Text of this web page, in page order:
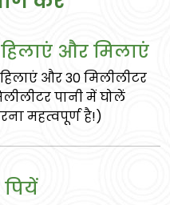
है, रक्त शर्करा स्तर
गुण होते हैं।
और मिलाएं
और 30 मिलीलीटर
पानी में घोलें
महत्वपूर्ण है!)